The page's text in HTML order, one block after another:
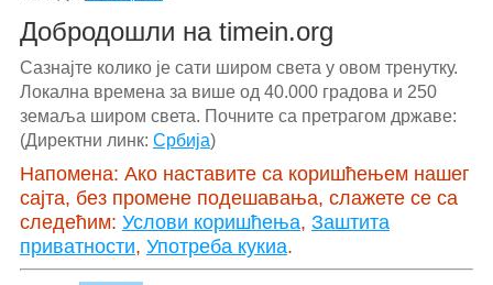
Добродошли на timein.org
Сазнајте колико је сати широм света у овом тренутку.
Локална времена за више од 40.000 градова и 250
земаља широм света. Почните са претрагом државе:
(Директни линк: Србија)
Напомена: Ако наставите са коришћењем нашег
сајта, без промене подешавања, слажете се са
следећим: Услови коришћења, Заштита
приватности, Употреба кукиа.